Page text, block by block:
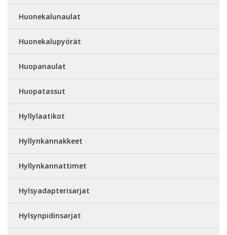
Huonekalunaulat
Huonekalupyörät
Huopanaulat
Huopatassut
Hyllylaatikot
Hyllynkannakkeet
Hyllynkannattimet
Hylsyadapterisarjat
Hylsynpidinsarjat